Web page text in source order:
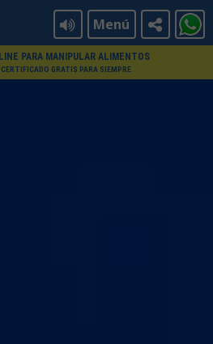
Menú
PARA MANIPULAR ALIMENTOS
GRATIS PARA SIEMPRE